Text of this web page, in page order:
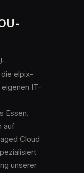
die elpix-
IT-
Essen.
auf
Cloud
unserer